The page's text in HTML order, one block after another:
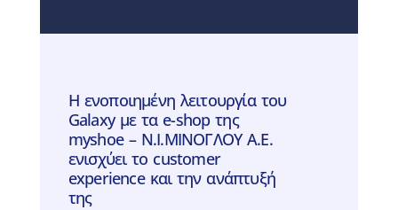
Η ενοποιημένη λειτουργία του
Galaxy με τα e-shop της
myshoe – Ν.Ι.ΜΙΝΟΓΛΟΥ Α.Ε.
ενισχύει το customer
experience και την ανάπτυξή
της